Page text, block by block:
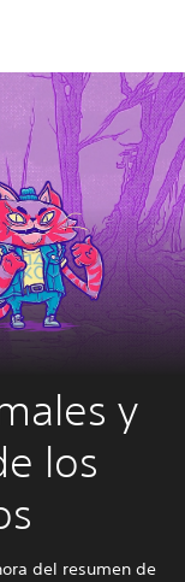
y
los
del resumen de